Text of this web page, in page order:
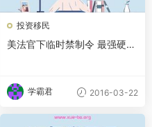
投资移民
美法官下临时禁制令 最强硬反
学霸君 2016-03-22